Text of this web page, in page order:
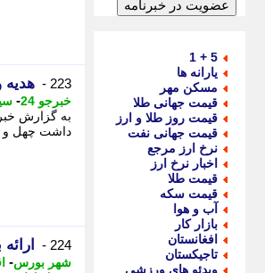
5 + 1
یارانه ها
مسکن مهر
قیمت جهانی طلا
قیمت روز طلا و ارز
قیمت جهانی نفت
نرخ ارز مرجع
اخبار نرخ ارز
قیمت طلا
قیمت سکه
آب و هوا
بازار کار
افغانستان
تاجیکستان
ویدئو های ورزشی
223 -
خبرجو 24 -
داشت چهل و
224 -
شهر بورس-